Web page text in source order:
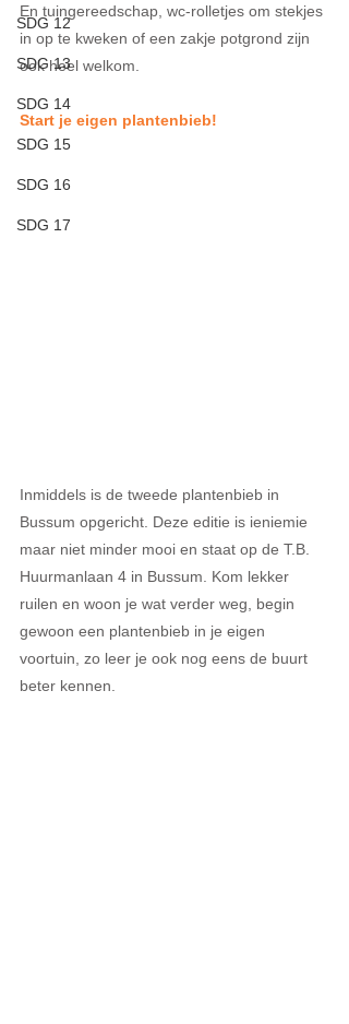
SDG 12
SDG 13
SDG 14
SDG 15
SDG 16
SDG 17
En tuingereedschap, wc-rolletjes om stekjes
in op te kweken of een zakje potgrond zijn
ook heel welkom.
Start je eigen plantenbieb!
Inmiddels is de tweede plantenbieb in
Bussum opgericht. Deze editie is ieniemie
maar niet minder mooi en staat op de T.B.
Huurmanlaan 4 in Bussum. Kom lekker
ruilen en woon je wat verder weg, begin
gewoon een plantenbieb in je eigen
voortuin, zo leer je ook nog eens de buurt
beter kennen.